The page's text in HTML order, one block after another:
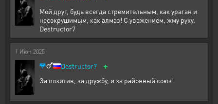
Мой друг, будь всегда стремительным, как ураган и
несокрушимым, как алмаз! С уважением, жму руку,
Destructor7
1 Июн 2025
Destructor7 +
За позитив, за дружбу, и за районный союз!